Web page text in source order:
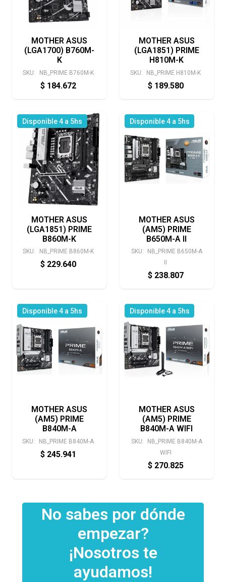
MOTHER ASUS
(LGA1700) B760M-
K
SKU: NB_PRIME B760M-K
$ 184.672
MOTHER ASUS
(LGA1851) PRIME
H810M-K
SKU: NB_PRIME H810M-K
$ 189.580
Disponible 4 a 5hs
MOTHER ASUS
(LGA1851) PRIME
B860M-K
SKU: NB_PRIME B860M-K
$ 229.640
Disponible 4 a 5hs
MOTHER ASUS
(AM5) PRIME
B650M-A II
SKU:
NB_PRIME B650M-A
$ 238.807
Disponible 4 a 5hs
MOTHER ASUS
(AM5) PRIME
B840M-A
SKU: NB_PRIME B840M-A
$ 245.941
Disponible 4 a 5hs
MOTHER ASUS
(AM5) PRIME
B840M-A WIFI
SKU:
NB_PRIME B840M-A
WIFI
$ 270.825
No sabes por dónde
empezar?
¡Nosotros te
ayudamos!